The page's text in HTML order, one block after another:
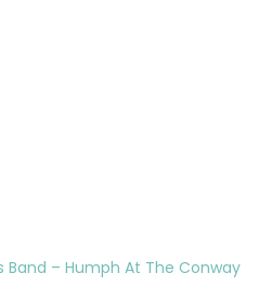
Band – Humph At The Conway